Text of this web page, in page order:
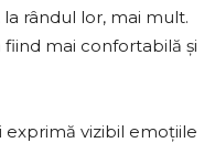
rândul lor, mai mult.
mai confortabilă și
exprimă vizibil emoțiile